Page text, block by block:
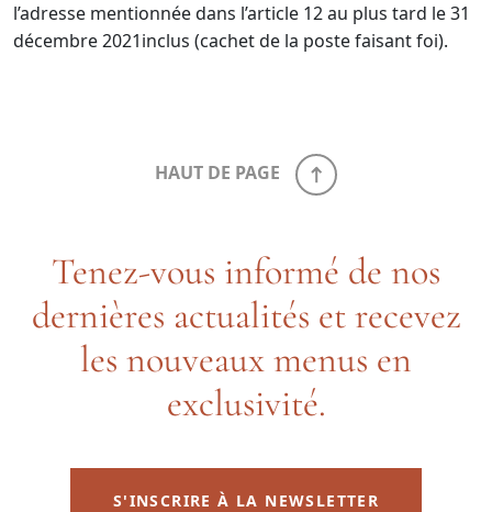
l’adresse mentionnée dans l’article 12 au plus tard le 31
décembre 2021inclus (cachet de la poste faisant foi).
HAUT DE PAGE
Tenez-vous informé de nos
dernières actualités et recevez
les nouveaux menus en
exclusivité.
S'INSCRIRE À LA NEWSLETTER